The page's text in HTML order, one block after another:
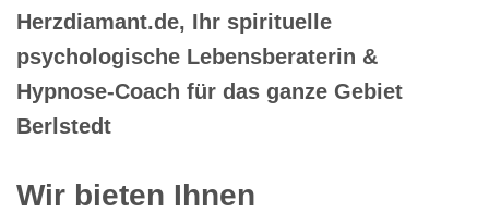
Herzdiamant.de, Ihr spirituelle
psychologische Lebensberaterin &
Hypnose-Coach für das ganze Gebiet
Berlstedt
Wir bieten Ihnen